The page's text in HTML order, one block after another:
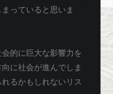
っていると思いま
的に巨大な影響力を
に社会が進んでしま
るかもしれないリス